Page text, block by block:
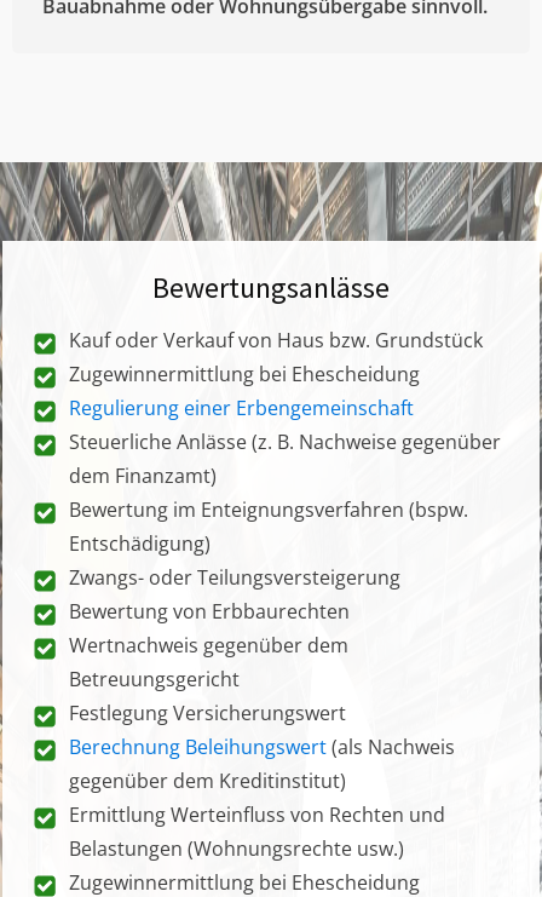
Bauabnahme oder Wohnungsübergabe sinnvoll.
Bewertungsanlässe
Kauf oder Verkauf von Haus bzw. Grundstück
Zugewinnermittlung bei Ehescheidung
Regulierung einer Erbengemeinschaft
Steuerliche Anlässe (z. B. Nachweise gegenüber
dem Finanzamt)
Bewertung im Enteignungsverfahren (bspw.
Entschädigung)
Zwangs- oder Teilungsversteigerung
Bewertung von Erbbaurechten
Wertnachweis gegenüber dem
Betreuungsgericht
Festlegung Versicherungswert
Berechnung Beleihungswert(als Nachweis
gegenüber dem Kreditinstitut)
Ermittlung Werteinfluss von Rechten und
Belastungen (Wohnungsrechte usw.)
Zugewinnermittlung bei Ehescheidung